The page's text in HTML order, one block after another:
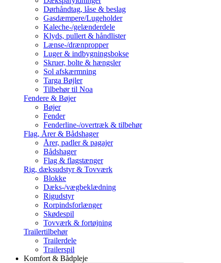
Dørhåndtag, låse & beslag
Gasdæmpere/Lugeholder
Kaleche-/gelænderdele
Klyds, pullert & håndlister
Lænse-/drænpropper
Luger & indbygningsbokse
Skruer, bolte & hængsler
Sol afskærmning
Targa Bøjler
Tilbehør til Noa
Fendere & Bøjer
Bøjer
Fender
Fenderline-/overtræk & tilbehør
Flag, Årer & Bådshager
Årer, padler & pagajer
Bådshager
Flag & flagstænger
Rig, dæksudstyr & Tovværk
Blokke
Dæks-/vægbeklædning
Rigudstyr
Rorpindsforlænger
Skødespil
Tovværk & fortøjning
Trailertilbehør
Trailerdele
Trailerspil
Komfort & Bådpleje